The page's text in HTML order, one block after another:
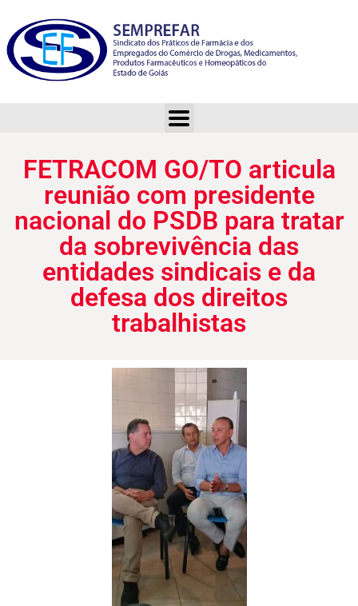
FETRACOM GO/TO articula
reunião com presidente
nacional do PSDB para tratar
da sobrevivência das
entidades sindicais e da
defesa dos direitos
trabalhistas